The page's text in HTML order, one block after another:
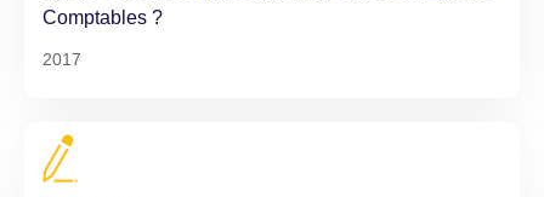
Comptables ?
2017